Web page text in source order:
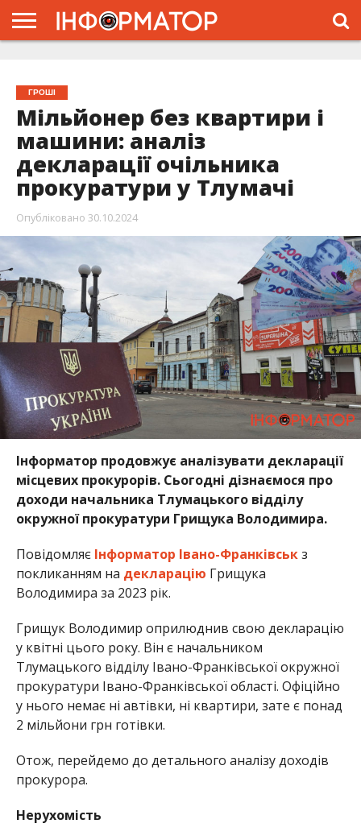
ГРОШІ
Мільйонер без квартири і
машини: аналіз
декларації очільника
прокуратури у Тлумачі
Опубліковано 30.10.2024
Інформатор продовжує аналізувати декларації
місцевих прокурорів. Сьогодні дізнаємося про
доходи начальника Тлумацького відділу
окружної прокуратури Грищука Володимира.
Повідомляє Інформатор Івано-Франківськз
покликанням на декларацію Грищука
Володимира за 2023 рік.
Грищук Володимир оприлюднив свою декларацію
у квітні цього року. Він є начальником
Тлумацького відділу Івано-Франківської окружної
прокуратури Івано-Франківської області. Офіційно
у нього немає ні автівки, ні квартири, зате є понад
2 мільйони грн готівки.
Отож, перейдемо до детального аналізу доходів
прокурора.
Нерухомість